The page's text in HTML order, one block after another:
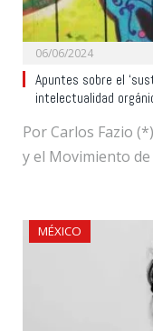
06/06/2024
Apuntes sobre el
intelectualidad
Por Carlos Fazio
y el Movimiento
MÉXICO